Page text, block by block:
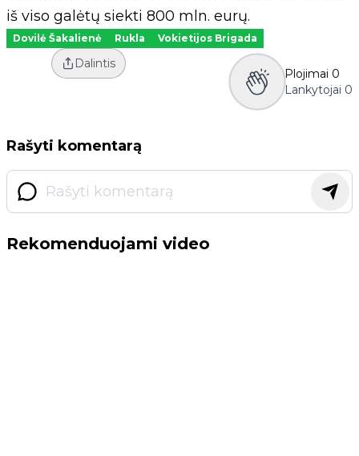
iš viso galėtų siekti 800 mln. eurų.
Dovilė Šakalienė Rukla Vokietijos Brigada
Dalintis
Plojimai 0
Lankytojai 0
Rašyti komentarą
Rekomenduojami video